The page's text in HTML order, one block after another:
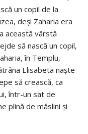
un copil de la
deși Zaharia era
această vârstă
să nască un copil,
în Templu,
Elisabeta naște
să crească, ca
într-un sat de
plină de măslini și